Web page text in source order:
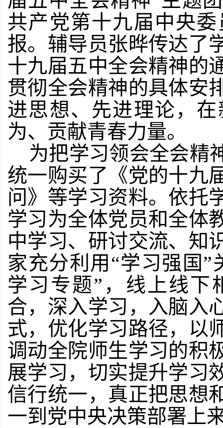
共产党第十九届中央
报。辅导员张晔传达了
十九届五中全会精神的
贯彻全会精神的具体安
进思想、先进理论，
为、贡献青春力量。
为把学习领会全会精
统一购买了《党的十九
问》等学习资料。依托
学习为全体党员和全体
中学习、研讨交流、知
家充分利用“学习强国
学习专题”，线上线下
合，深入学习，入脑入
式，优化学习路径，以
调动全院师生学习的积
展学习，切实提升学习
信行统一，真正把思想
一到党中央决策部署上